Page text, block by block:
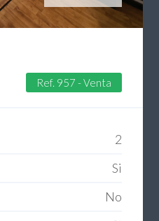
Ref. 957 - Venta
2
Si
No